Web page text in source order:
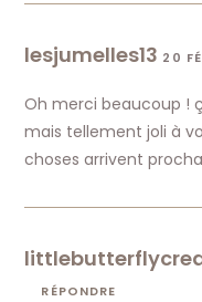
lesjumelles13 20
Oh merci beaucoup !
mais tellement joli à
choses arrivent
RÉPONDRE